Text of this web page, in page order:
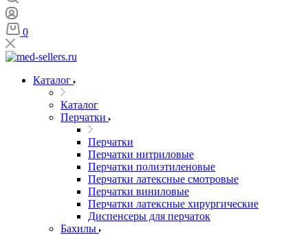
0
Каталог
Каталог
Перчатки
Перчатки
Перчатки нитриловые
Перчатки полиэтиленовые
Перчатки латексные смотровые
Перчатки виниловые
Перчатки латексные хирургические
Диспенсеры для перчаток
Бахилы